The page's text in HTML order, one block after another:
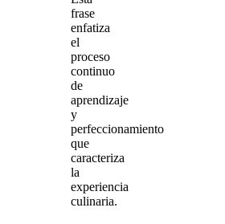
frase
enfatiza
el
proceso
continuo
de
aprendizaje
y
perfeccionamiento
que
caracteriza
la
experiencia
culinaria.